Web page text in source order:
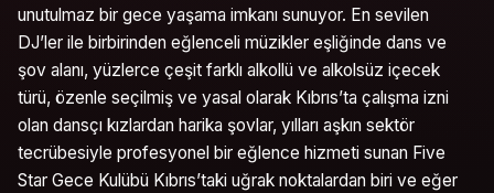
unutulmaz bir gece yaşama imkanı sunuyor. En sevilen
DJ’ler ile birbirinden eğlenceli müzikler eşliğinde dans ve
şov alanı, yüzlerce çeşit farklı alkollü ve alkolsüz içecek
türü, özenle seçilmiş ve yasal olarak Kıbrıs’ta çalışma izni
olan dansçı kızlardan harika şovlar, yılları aşkın sektör
tecrübesiyle profesyonel bir eğlence hizmeti sunan Five
Star Gece Kulübü Kıbrıs’taki uğrak noktalardan biri ve eğer